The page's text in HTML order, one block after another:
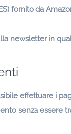
fornito da
newsletter in
effettuare i
senza essere